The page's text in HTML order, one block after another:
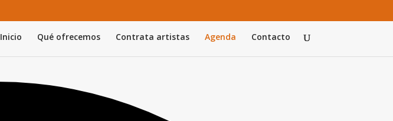
Inicio Qué ofrecemos Contrata artistas Agenda Contacto